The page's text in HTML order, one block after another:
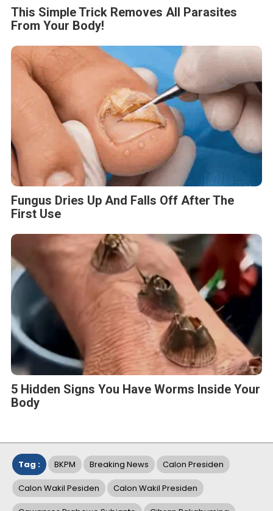
This Simple Trick Removes All Parasites
From Your Body!
Fungus Dries Up And Falls Off After The
First Use
5 Hidden Signs You Have Worms Inside Your
Body
Tag : BKPM Breaking News Calon Presiden
Calon Wakil Pesiden Calon Wakil Presiden